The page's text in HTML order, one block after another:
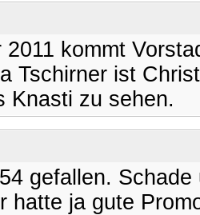
2011 kommt
Tschirner ist
Knasti zu sehen.
gefallen.
hatte ja gute